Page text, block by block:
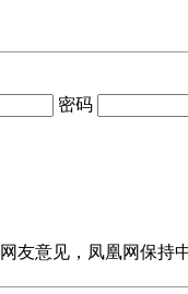
密码
友意见，凤凰网保持中